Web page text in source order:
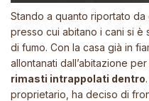
Stando a quanto riportato da
presso cui abitano i cani si
di fumo. Con la casa già in
allontanati dall’abitazione
rimasti intrappolati dentro
proprietario, ha deciso di